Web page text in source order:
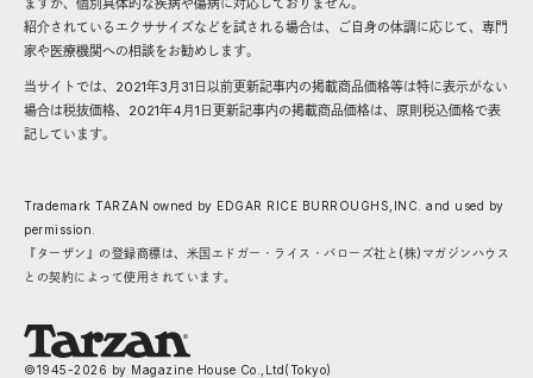
ますが、個別具体的な疾病や傷病に対応しておりません。
紹介されているエクササイズなどを試される場合は、ご自身の体調に応じて、専門
家や医療機関への相談をお勧めします。
当サイトでは、2021年3月31日以前更新記事内の掲載商品価格等は特に表示がない
場合は税抜価格、2021年4月1日更新記事内の掲載商品価格は、原則税込価格で表
記しています。
Trademark TARZAN owned by EDGAR RICE BURROUGHS,INC. and used by
permission.
『ターザン』の登録商標は、米国エドガー・ライス・バローズ社と(株)マガジンハウス
との契約によって使用されています。
©1945-2026 by Magazine House Co.,Ltd(Tokyo)